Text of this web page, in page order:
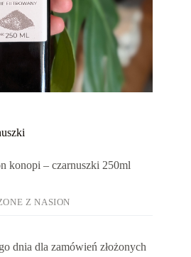
konopi – czarnuszki 250ml
Z NASION
dnia dla zamówień złożonych